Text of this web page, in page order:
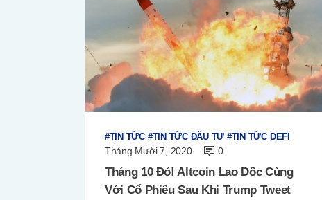
TIN TỨC TIN TỨC ĐẦU TƯ TIN TỨC DEFI
Tháng Mười 7, 2020 0
Tháng 10 Đỏ! Altcoin Lao Dốc Cùng
Với Cổ Phiếu Sau Khi Trump Tweet